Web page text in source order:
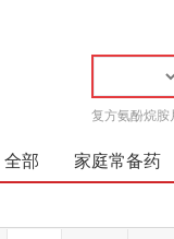
复方氨酚烷胺
全部 家庭常备药